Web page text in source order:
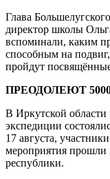
Глава
директор школы
вспоминали, каким
способным на
пройдут
ПРЕОДОЛЕЮТ
В Иркутской
экспедиции
17 августа,
мероприятия прошли
республики.